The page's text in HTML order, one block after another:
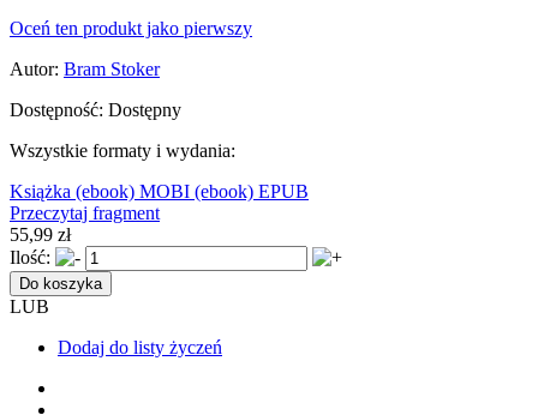
Oceń ten produkt jako pierwszy
Autor: Bram Stoker
Dostępność: Dostępny
Wszystkie formaty i wydania:
Książka (ebook) MOBI (ebook) EPUB
Przeczytaj fragment
55,99 zł
Ilość:
Do koszyka
LUB
Dodaj do listy życzeń